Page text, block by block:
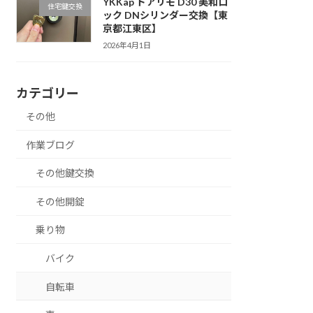
住宅鍵交換
ック DNシリンダー交換【東
京都江東区】
2026年4月1日
カテゴリー
その他
作業ブログ
その他鍵交換
その他開錠
乗り物
バイク
自転車